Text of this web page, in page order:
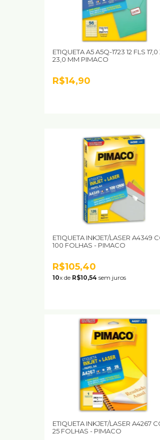
ETIQUETA A5 A5Q-1723 12 FLS 17,0
23,0 MM PIMACO
R$14,90
ETIQUETA INKJET/LASER A4349
100 FOLHAS - PIMACO
R$105,40
10x de R$10,54 sem juros
ETIQUETA INKJET/LASER A4267
25 FOLHAS - PIMACO